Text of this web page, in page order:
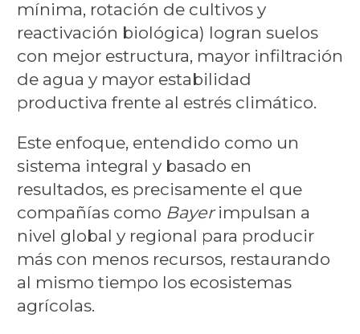
mínima, rotación de cultivos y
reactivación biológica) logran suelos
con mejor estructura, mayor infiltración
de agua y mayor estabilidad
productiva frente al estrés climático.
Este enfoque, entendido como un
sistema integral y basado en
resultados, es precisamente el que
compañías como Bayerimpulsan a
nivel global y regional para producir
más con menos recursos, restaurando
al mismo tiempo los ecosistemas
agrícolas.